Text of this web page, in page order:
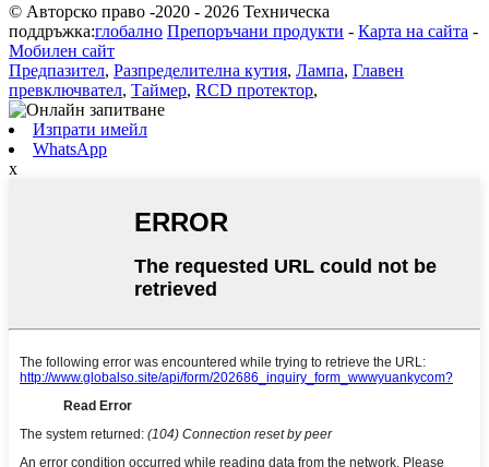
© Авторско право -2020 - 2026 Техническа
поддръжка:глобално Препоръчани продукти - Карта на сайта -
Мобилен сайт
Предпазител, Разпределителна кутия, Лампа, Главен
превключвател, Таймер, RCD протектор,
Изпрати имейл
WhatsApp
x